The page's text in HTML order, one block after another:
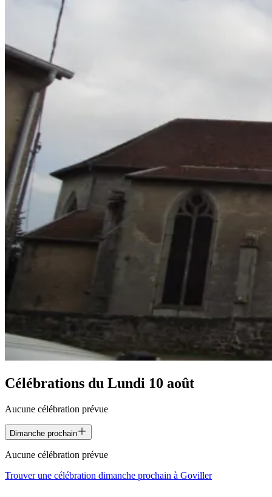
Célébrations du Lundi 10 août
Aucune célébration prévue
Dimanche prochain
Aucune célébration prévue
Trouver une célébration dimanche prochain à Goviller